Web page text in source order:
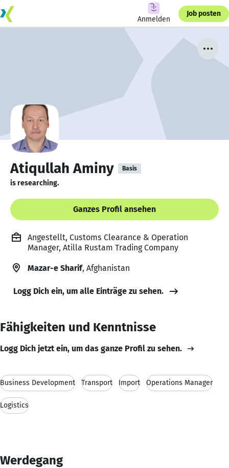
Anmelden
Job posten
Atiqullah Aminy Basis
is researching.
Ganzes Profil ansehen
Angestellt, Customs Clearance & Operation
Manager, Atilla Rustam Trading Company
Mazar-e Sharif, Afghanistan
Logg Dich ein, um alle Einträge zu sehen.
Fähigkeiten und Kenntnisse
Logg Dich jetzt ein, um das ganze Profil zu sehen.
Business Development Transport Import Operations Manager
Logistics
Werdegang